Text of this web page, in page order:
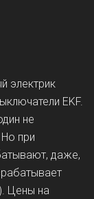
электрик
EKF.
не
при
даже,
Цены на